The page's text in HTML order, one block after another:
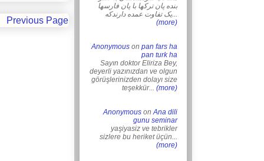
Previous Page
بنده پان ترکها با پان فارسها
یک تفاوت عمده دارندکه...
(more)
Anonymous on pan fars ha
pan turk ha
Sayın doktor Eliriza Bey,
deyerli yazınızdan ve olgun
görüşlerinizden dolayı size
teşekkür... (more)
Anonymous onAna dili
gunu seminar
yaşiyasiz ve tebrikler
sizlere bu heriket üçün...
(more)